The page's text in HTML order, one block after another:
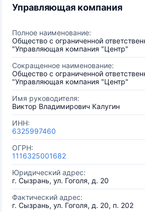
Управляющая компания
Полное наименование:
Общество с ограниченной
"Управляющая компания "Центр"
Сокращенное наименование:
Общество с ограниченной
"Управляющая компания "Центр"
Имя руководителя:
Виктор Владимирович Калугин
ИНН:
6325997460
ОГРН:
1116325001682
Юридический адрес:
г. Сызрань, ул. Гоголя, д. 20
Фактический адрес:
г. Сызрань, ул. Гоголя, д. 20, п. 202